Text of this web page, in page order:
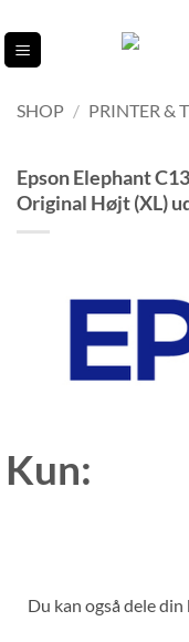
til
indhold
SHOP / PRINTER &
Epson Elephant
Original Højt (XL)
Kun:
Du kan også dele